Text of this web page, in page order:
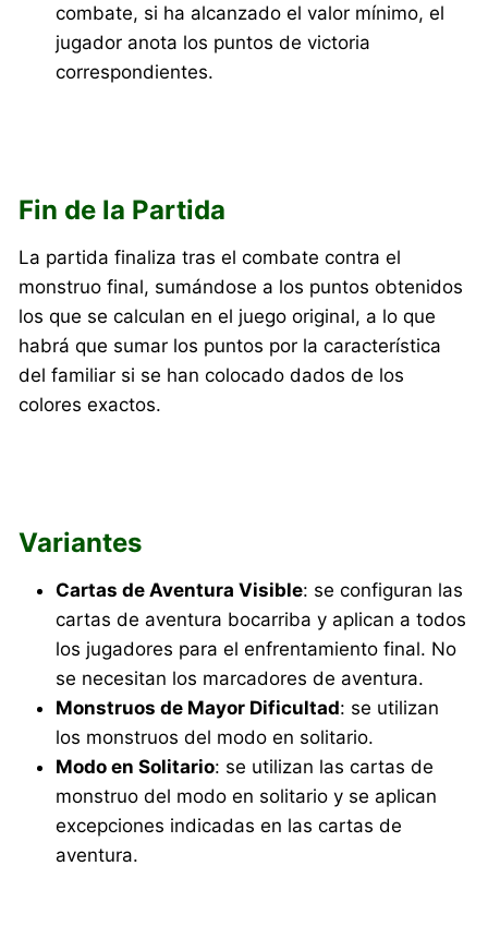
combate, si ha alcanzado el valor mínimo, el
jugador anota los puntos de victoria
correspondientes.
Fin de la Partida
La partida finaliza tras el combate contra el
monstruo final, sumándose a los puntos obtenidos
los que se calculan en el juego original, a lo que
habrá que sumar los puntos por la característica
del familiar si se han colocado dados de los
colores exactos.
Variantes
Cartas de Aventura Visible: se configuran las
cartas de aventura bocarriba y aplican a todos
los jugadores para el enfrentamiento final. No
se necesitan los marcadores de aventura.
Monstruos de Mayor Dificultad: se utilizan
los monstruos del modo en solitario.
Modo en Solitario: se utilizan las cartas de
monstruo del modo en solitario y se aplican
excepciones indicadas en las cartas de
aventura.